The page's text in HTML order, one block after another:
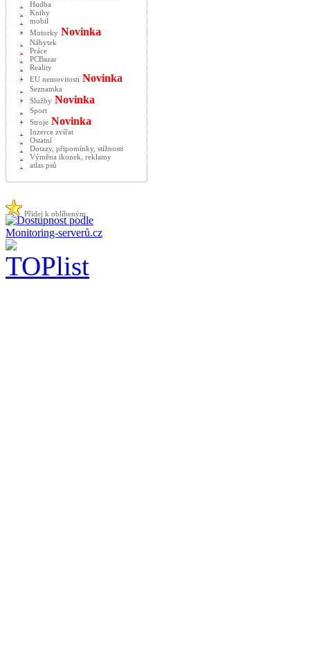
Hudba
Knihy
mobil
Motorky Novinka
Nábytek
Práce
PCBazar
Reality
EU nemovitosti Novinka
Seznamka
Služby Novinka
Sport
Stroje Novinka
Inzerce zvířat
Ostatní
Dotazy, připomínky, stížnosti
Výměna ikonek, reklamy
atlas psů
Přidej k oblíbeným